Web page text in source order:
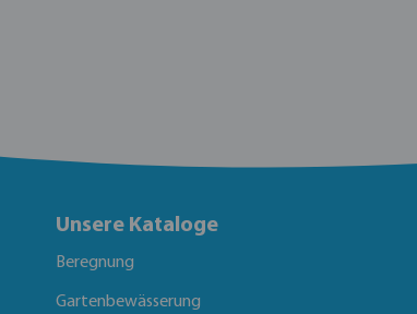
Unsere Kataloge
Beregnung
Gartenbewässerung